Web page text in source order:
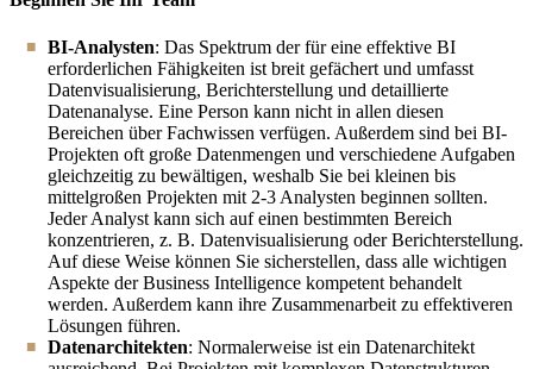
BI-Analysten: Das Spektrum der für eine effektive BI
erforderlichen Fähigkeiten ist breit gefächert und umfasst
Datenvisualisierung, Berichterstellung und detaillierte
Datenanalyse. Eine Person kann nicht in allen diesen
Bereichen über Fachwissen verfügen. Außerdem sind bei BI-
Projekten oft große Datenmengen und verschiedene Aufgaben
gleichzeitig zu bewältigen, weshalb Sie bei kleinen bis
mittelgroßen Projekten mit 2-3 Analysten beginnen sollten.
Jeder Analyst kann sich auf einen bestimmten Bereich
konzentrieren, z. B. Datenvisualisierung oder Berichterstellung.
Auf diese Weise können Sie sicherstellen, dass alle wichtigen
Aspekte der Business Intelligence kompetent behandelt
werden. Außerdem kann ihre Zusammenarbeit zu effektiveren
Lösungen führen.
Datenarchitekten: Normalerweise ist ein Datenarchitekt